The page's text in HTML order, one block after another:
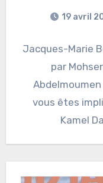
19 avril
Jacques-Marie
par
Abdelmoumen
vous êtes
Kamel